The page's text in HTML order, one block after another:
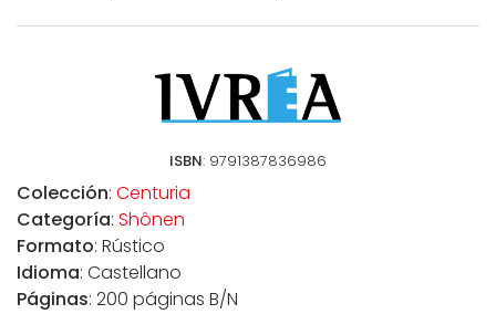
ISBN: 9791387836986
Colección: Centuria
Categoría: Shônen
Formato: Rústico
Idioma: Castellano
Páginas: 200 páginas B/N